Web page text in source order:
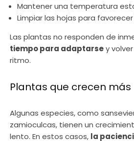
Mantener una temperatura
Limpiar las hojas para
Las plantas no responden de
tiempo para adaptarsey
ritmo.
Plantas que crecen
Algunas especies, como
zamioculcas, tienen un
lento. En estos casos, la